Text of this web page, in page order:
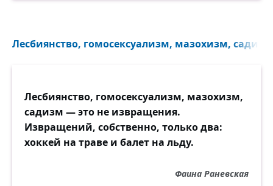
Лесбиянство, гомосексуализм, мазохизм,
Лесбиянство, гомосексуализм, мазохизм,
садизм — это не извращения.
Извращений, собственно, только два:
хоккей на траве и балет на льду.
Фаина Раневская